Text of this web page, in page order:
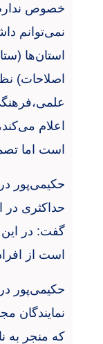
خصوص
نمی‌توانم
استان‌ها
اصلاحات)
اعلام
است اما
حکیمی‌پور
حداکثری
گفت: در
است از
حکیمی‌پور
نمایندگان
که منجر به